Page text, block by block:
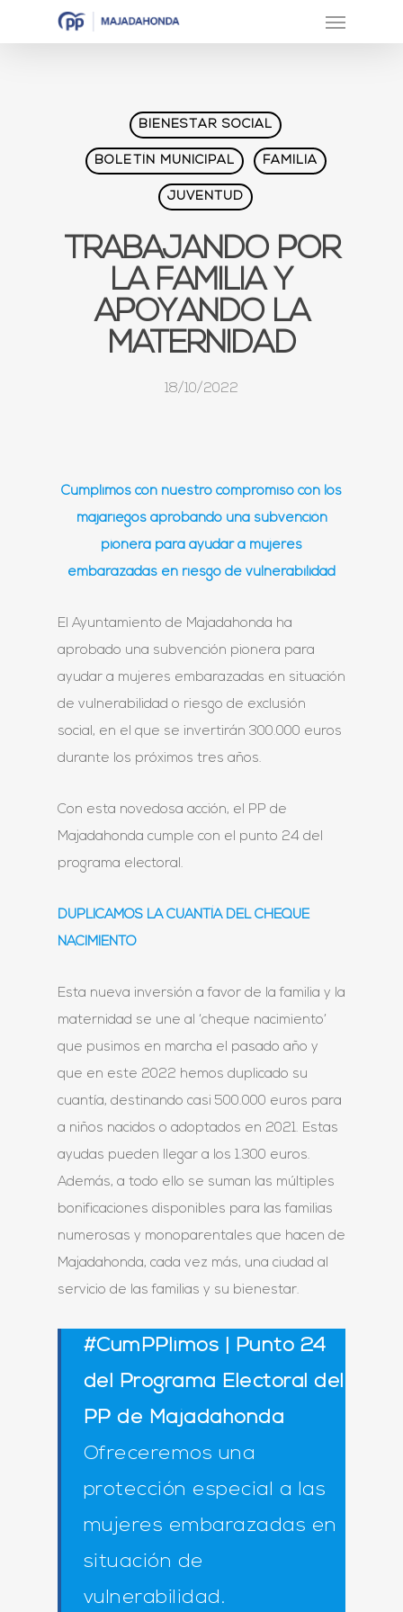
BIENESTAR SOCIAL
BOLETÍN MUNICIPAL FAMILIA
JUVENTUD
TRABAJANDO POR
LA FAMILIA Y
APOYANDO LA
MATERNIDAD
18/10/2022
Cumplimos con nuestro compromiso con los
majariegos aprobando una subvención
pionera para ayudar a mujeres
embarazadas en riesgo de vulnerabilidad
El Ayuntamiento de Majadahonda ha
aprobado una subvención pionera para
ayudar a mujeres embarazadas en situación
de vulnerabilidad o riesgo de exclusión
social, en el que se invertirán 300.000 euros
durante los próximos tres años.
Con esta novedosa acción, el PP de
Majadahonda cumple con el punto 24 del
programa electoral.
DUPLICAMOS LA CUANTÍA DEL CHEQUE
NACIMIENTO
Esta nueva inversión a favor de la familia y la
maternidad se une al ‘cheque nacimiento’
que pusimos en marcha el pasado año y
que en este 2022 hemos duplicado su
cuantía, destinando casi 500.000 euros para
a niños nacidos o adoptados en 2021. Estas
ayudas pueden llegar a los 1.300 euros.
Además, a todo ello se suman las múltiples
bonificaciones disponibles para las familias
numerosas y monoparentales que hacen de
Majadahonda, cada vez más, una ciudad al
servicio de las familias y su bienestar.
#CumPPlimos | Punto 24
del Programa Electoral del
PP de Majadahonda
Ofreceremos una
protección especial a las
mujeres embarazadas en
situación de
vulnerabilidad.